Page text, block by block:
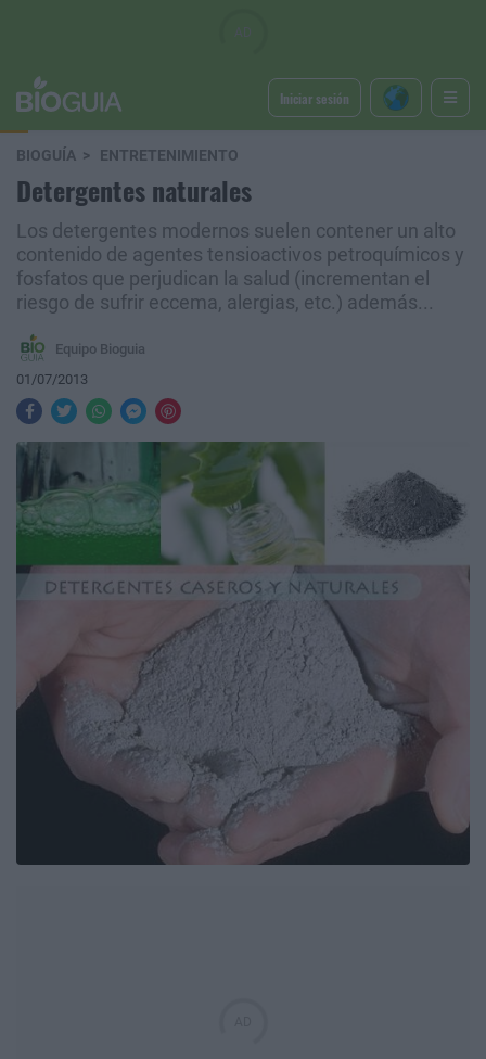
Iniciar sesión
BIOGUÍA ENTRETENIMIENTO
Detergentes naturales
Los detergentes modernos suelen contener un alto
contenido de agentes tensioactivos petroquímicos y
fosfatos que perjudican la salud (incrementan el
riesgo de sufrir eccema, alergias, etc.) además...
Equipo Bioguia
01/07/2013